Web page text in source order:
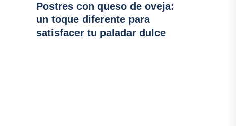
Postres con queso de oveja:
un toque diferente para
satisfacer tu paladar dulce